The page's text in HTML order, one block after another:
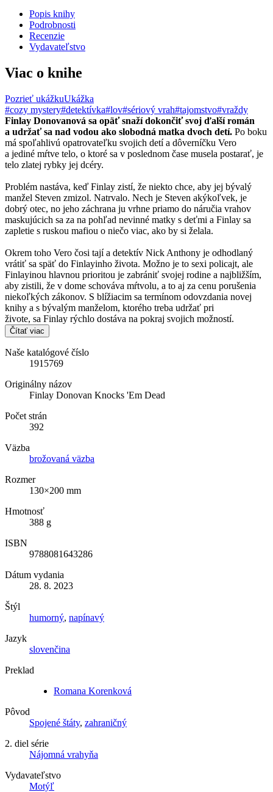
Popis knihy
Podrobnosti
Recenzie
Vydavateľstvo
Viac o knihe
Pozrieť ukážkuUkážka
#cozy mystery#detektívka#lov#sériový vrah#tajomstvo#vraždy
Finlay Donovanová sa opäť snaží dokončiť svoj ďalší román
a udržať sa nad vodou ako slobodná matka dvoch detí. Po boku
má spoľahlivú opatrovateľku svojich detí a dôverníčku Vero
a jediné mŕtve telo, o ktoré sa v poslednom čase musela postarať, je
telo zlatej rybky jej dcéry.
Problém nastáva, keď Finlay zistí, že niekto chce, aby jej bývalý
manžel Steven zmizol. Natrvalo. Nech je Steven akýkoľvek, je
dobrý otec, no jeho záchrana ju vrhne priamo do náručia vrahov
maskujúcich sa za na pohľad nevinné matky s deťmi a Finlay sa
zapletie s ruskou mafiou o niečo viac, ako by si želala.
Okrem toho Vero čosi tají a detektív Nick Anthony je odhodlaný
vrátiť sa späť do Finlayinho života. Možno je to sexi policajt, ale
Finlayinou hlavnou prioritou je zabrániť svojej rodine a najbližším,
aby zistili, že v dome schováva mŕtvolu, a to aj za cenu porušenia
niekoľkých zákonov. S blížiacim sa termínom odovzdania novej
knihy a s bývalým manželom, ktorého treba udržať pri
živote, sa Finlay rýchlo dostáva na pokraj svojich možností.
Čítať viac
Naše katalógové číslo
1915769
Originálny názov
Finlay Donovan Knocks 'Em Dead
Počet strán
392
Väzba
brožovaná väzba
Rozmer
130×200 mm
Hmotnosť
388 g
ISBN
9788081643286
Dátum vydania
28. 8. 2023
Štýl
humorný, napínavý
Jazyk
slovenčina
Preklad
Romana Korenková
Pôvod
Spojené štáty, zahraničný
2. diel série
Nájomná vrahyňa
Vydavateľstvo
Motýľ